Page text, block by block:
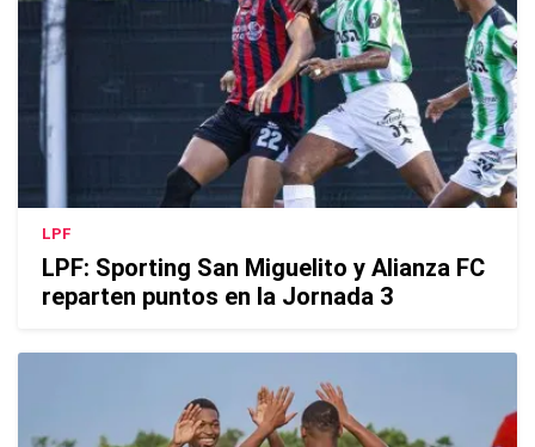
LPF
LPF: Sporting San Miguelito y Alianza FC
reparten puntos en la Jornada 3